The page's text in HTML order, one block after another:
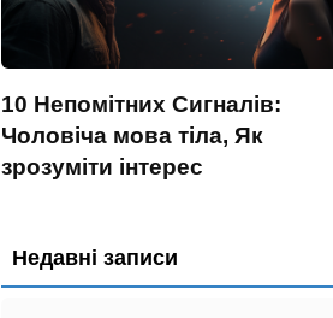
10 Непомітних Сигналів:
Чоловіча мова тіла, Як
зрозуміти інтерес
Недавні записи